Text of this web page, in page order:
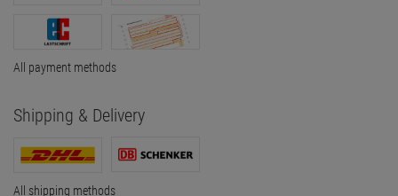
All payment methods
Shipping & Delivery
All shipping methods